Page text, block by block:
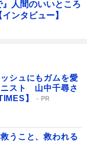
人間のいいところ
ンタビュー】
シュにもガムを愛
ニスト 山中千尋さ
】
PR
救うこと、救われる